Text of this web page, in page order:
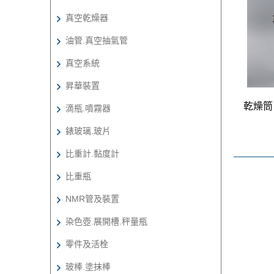
真空乾燥器
油管.真空抽氣管
真空系統
昇華裝置
滴瓶.噴霧器
錶玻璃.玻片
比重計.黏度計
比重瓶
NMR管及裝置
染色壺.展開槽.秤量瓶
零件及活栓
玻棒.塗抹棒
乾燥筒